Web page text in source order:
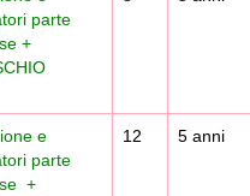
parte
+
e
parte
+
12 5 anni